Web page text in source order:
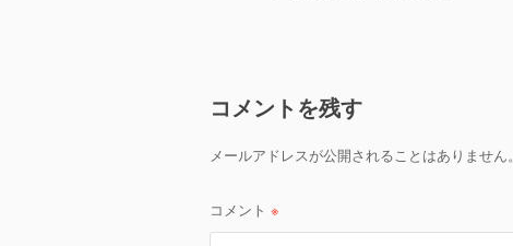
ビ
シ
コメントを残す
メールアドレスが公開されることはありません。
コメント ※